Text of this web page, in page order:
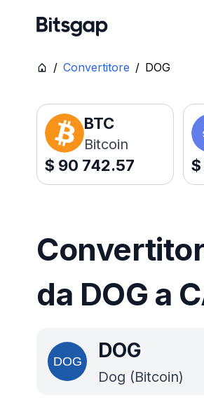
/ Convertitore / DOG
BTC
Bitcoin
$ 90 742.57 $
da DOG a
DOG
Dog (Bitcoin)